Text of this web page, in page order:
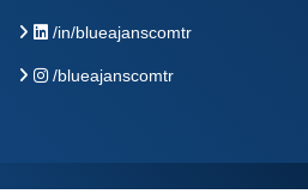
/in/blueajanscomtr
/blueajanscomtr